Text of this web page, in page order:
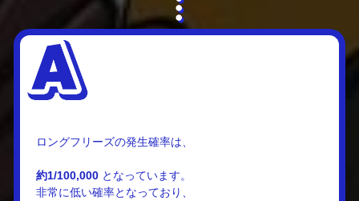
ロングフリーズの発生確率は、
約1/100,000となっています。
非常に低い確率となっており、